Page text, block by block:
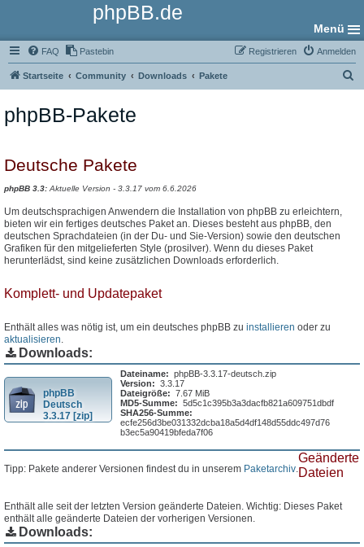
phpBB.de
Menü
FAQ Pastebin Anmelden
Registrieren
Startseite Community Downloads Pakete
phpBB-Pakete
Deutsche Pakete
phpBB 3.3: Aktuelle Version - 3.3.17 vom 6.6.2026
Um deutschsprachigen Anwendern die Installation von phpBB zu erleichtern,
bieten wir ein fertiges deutsches Paket an. Dieses besteht aus phpBB, den
deutschen Sprachdateien (in der Du- und Sie-Version) sowie den deutschen
Grafiken für den mitgelieferten Style (prosilver). Wenn du dieses Paket
herunterlädst, sind keine zusätzlichen Downloads erforderlich.
Komplett- und Updatepaket
Enthält alles was nötig ist, um ein deutsches phpBB zu installieren oder zu
aktualisieren.
Downloads:
phpBB
Deutsch
3.3.17 [zip]
Dateiname: phpBB-3.3.17-deutsch.zip
Version: 3.3.17
Dateigröße: 7.67 MiB
MD5-Summe: 5d5c1c395b3a3dacfb821a609751dbdf
SHA256-Summe:
ecfe256d3be031332dcba18a5d4df148d55ddc497d76
b3ec5a90419bfeda7f06
Tipp: Pakete anderer Versionen findest du in unserem Paketarchiv.
Geänderte
Dateien
Enthält alle seit der letzten Version geänderte Dateien. Wichtig: Dieses Paket
enthält alle geänderte Dateien der vorherigen Versionen.
Downloads: